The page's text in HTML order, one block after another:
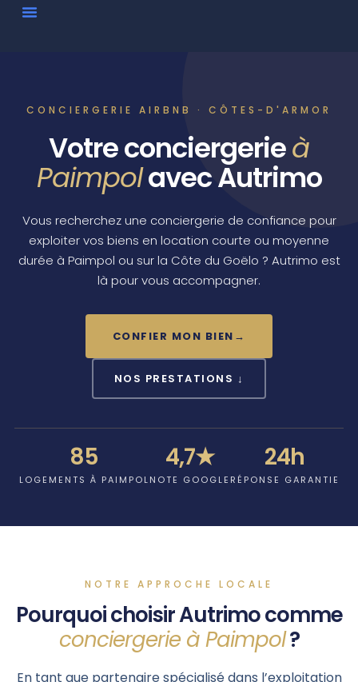
CONCIERGERIE AIRBNB · CÔTES-D'ARMOR
Votre conciergerieà
Paimpolavec Autrimo
Vous recherchez une conciergerie de confiance pour
exploiter vos biens en location courte ou moyenne
durée à Paimpol ou sur la Côte du Goëlo ? Autrimo est
là pour vous accompagner.
CONFIER MON BIEN →
NOS PRESTATIONS ↓
85
LOGEMENTS À PAIMPOL
4,7★
NOTE GOOGLE
24h
RÉPONSE GARANTIE
NOTRE APPROCHE LOCALE
Pourquoi choisir Autrimo comme
conciergerie à Paimpol?
En tant que partenaire spécialisé dans l’exploitation